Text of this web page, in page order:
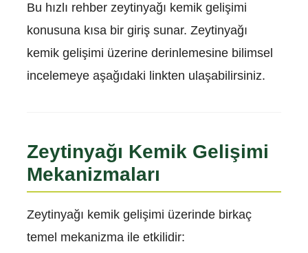
Bu hızlı rehber zeytinyağı kemik gelişimi
konusuna kısa bir giriş sunar. Zeytinyağı
kemik gelişimi üzerine derinlemesine bilimsel
incelemeye aşağıdaki linkten ulaşabilirsiniz.
Zeytinyağı Kemik Gelişimi
Mekanizmaları
Zeytinyağı kemik gelişimi üzerinde birkaç
temel mekanizma ile etkilidir: